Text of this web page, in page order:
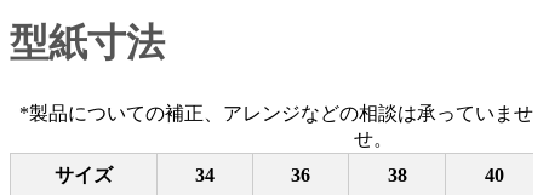
型紙寸法
サイズ 34 36 38 40
*製品についての補正、アレンジなどの相談は承っていませ
せ。